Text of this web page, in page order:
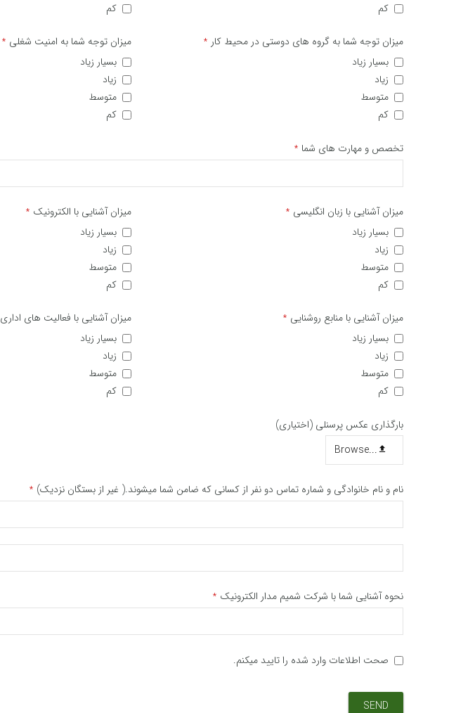
کم
میزان توجه شما به گروه های دوستی در محیط کار *
بسیار زیاد
زیاد
متوسط
کم
کم
میزان توجه شما به امنیت شغلی *
بسیار زیاد
زیاد
متوسط
کم
تخصص و مهارت های شما *
میزان آشنایی با زبان انگلیسی *
بسیار زیاد
زیاد
متوسط
کم
میزان آشنایی با منابع روشنایی *
بسیار زیاد
زیاد
متوسط
کم
میزان آشنایی با الکترونیک *
بسیار زیاد
زیاد
متوسط
کم
میزان آشنایی با فعالیت های اداری
بسیار زیاد
زیاد
متوسط
کم
بارگذاری عکس پرسنلی (اختیاری)
Browse...
نام و نام خانوادگی و شماره تماس دو نفر از کسانی که ضامن شما میشوند.( غیر از بستگان نزدیک) *
نحوه آشنایی شما با شرکت شمیم مدار الکترونیک *
صحت اطلاعات وارد شده را تایید میکنم.
SEND